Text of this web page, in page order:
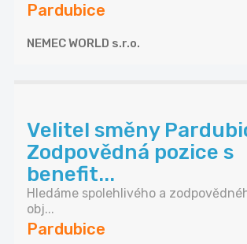
Pardubice
NEMEC WORLD s.r.o.
Velitel směny
Zodpovědná pozice s
benefit...
Hledáme spolehlivého a
obj...
Pardubice